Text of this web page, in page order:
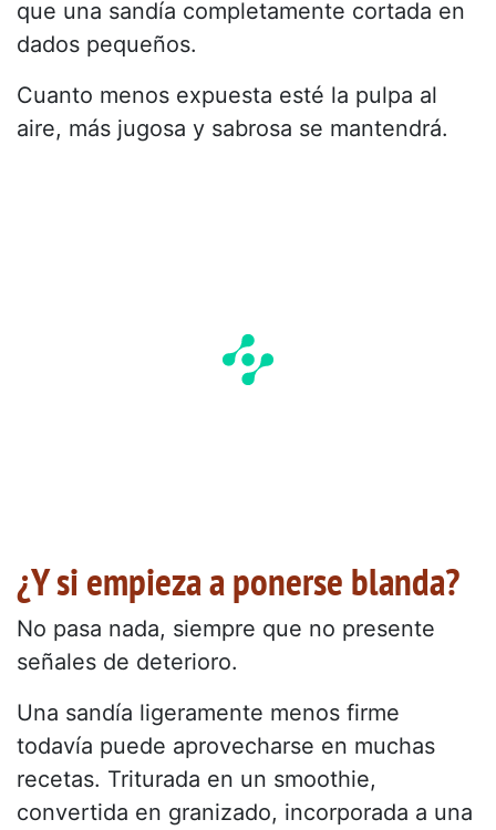
que una sandía completamente cortada en
dados pequeños.
Cuanto menos expuesta esté la pulpa al
aire, más jugosa y sabrosa se mantendrá.
¿Y si empieza a ponerse blanda?
No pasa nada, siempre que no presente
señales de deterioro.
Una sandía ligeramente menos firme
todavía puede aprovecharse en muchas
recetas. Triturada en un smoothie,
convertida en granizado, incorporada a una